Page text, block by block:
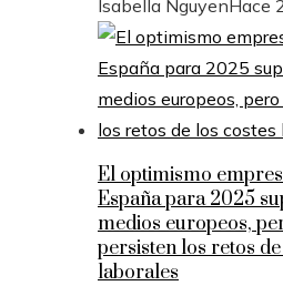
Isabella NguyenHace
El optimismo
España para 2025
medios europeos,
persisten los retos
laborales